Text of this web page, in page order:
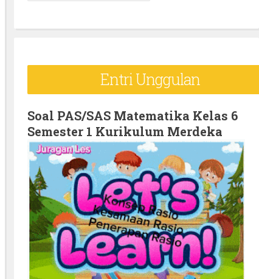
e
f
o
r
:
Entri Unggulan
Soal PAS/SAS Matematika Kelas 6
Semester 1 Kurikulum Merdeka